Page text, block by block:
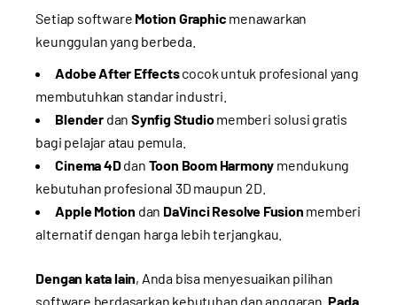
Setiap software Motion Graphic menawarkan
keunggulan yang berbeda.
Adobe After Effectscocok untuk profesional yang
membutuhkan standar industri.
Blenderdan Synfig Studiomemberi solusi gratis
bagi pelajar atau pemula.
Cinema 4Ddan Toon Boom Harmony mendukung
kebutuhan profesional 3D maupun 2D.
Apple Motion dan DaVinci Resolve Fusion memberi
alternatif dengan harga lebih terjangkau.
Dengan kata lain, Anda bisa menyesuaikan pilihan
software berdasarkan kebutuhan dan anggaran.Pada